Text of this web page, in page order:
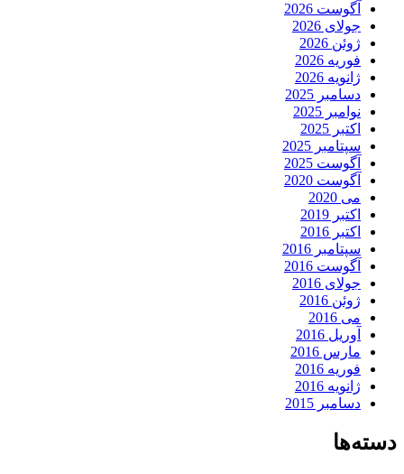
آگوست 2026
جولای 2026
ژوئن 2026
فوریه 2026
ژانویه 2026
دسامبر 2025
نوامبر 2025
اکتبر 2025
سپتامبر 2025
آگوست 2025
آگوست 2020
می 2020
اکتبر 2019
اکتبر 2016
سپتامبر 2016
آگوست 2016
جولای 2016
ژوئن 2016
می 2016
آوریل 2016
مارس 2016
فوریه 2016
ژانویه 2016
دسامبر 2015
دسته‌ها